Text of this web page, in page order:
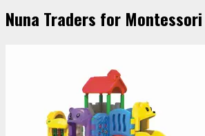
Nuna Traders for